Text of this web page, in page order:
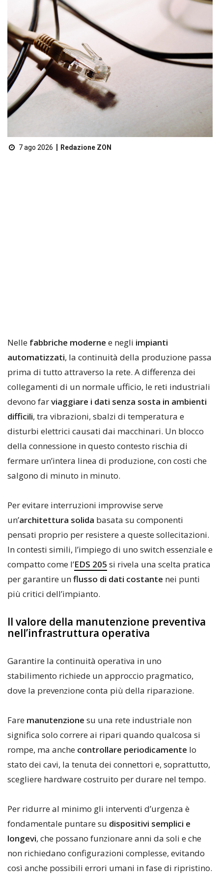
7 ago 2026 Redazione ZON
Nelle fabbriche moderne e negli impianti
automatizzati, la continuità della produzione passa
prima di tutto attraverso la rete. A differenza dei
collegamenti di un normale ufficio, le reti industriali
devono farviaggiare i dati senza sosta in ambienti
difficili, tra vibrazioni, sbalzi di temperatura e
disturbi elettrici causati dai macchinari. Un blocco
della connessione in questo contesto rischia di
fermare un’intera linea di produzione, con costi che
salgono di minuto in minuto.
Per evitare interruzioni improvvise serve
un’architettura solida basata su componenti
pensati proprio per resistere a queste sollecitazioni.
In contesti simili, l’impiego di uno switch essenziale e
compatto come l’EDS 205 si rivela una scelta pratica
per garantire unflusso di dati costante nei punti
più critici dell’impianto.
Il valore della manutenzione preventiva
nell’infrastruttura operativa
Garantire la continuità operativa in uno
stabilimento richiede un approccio pragmatico,
dove la prevenzione conta più della riparazione.
Fare manutenzione su una rete industriale non
significa solo correre ai ripari quando qualcosa si
rompe, ma anche controllare periodicamente lo
stato dei cavi, la tenuta dei connettori e, soprattutto,
scegliere hardware costruito per durare nel tempo.
Per ridurre al minimo gli interventi d’urgenza è
fondamentale puntare su dispositivi semplici e
longevi, che possano funzionare anni da soli e che
non richiedano configurazioni complesse, evitando
così anche possibili errori umani in fase di ripristino.